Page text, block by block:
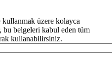
üzere kolayca
belgeleri kabul eden tüm
kullanabilirsiniz.